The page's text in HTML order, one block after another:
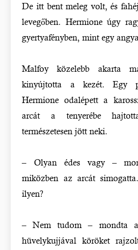
De itt bent meleg volt, és
levegőben. Hermione úgy
gyertyafényben, mint egy
Malfoy közelebb akarta
kinyújtotta a kezét. Egy
Hermione odalépett a
arcát a tenyerébe
természetesen jött neki.
– Olyan édes vagy –
miközben az arcát
ilyen?
– Nem tudom – mondta
hüvelykujjával köröket